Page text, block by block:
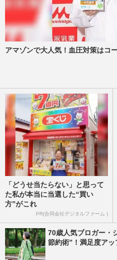
アマゾンで大人気！血圧対策はコ
「どうせ当たらない」と思って
た私が本当に当選した“買い
方”がこれ
PR(合同会社デジタルファーム )
70歳人気ブロガー・
節約術”！満足度ア